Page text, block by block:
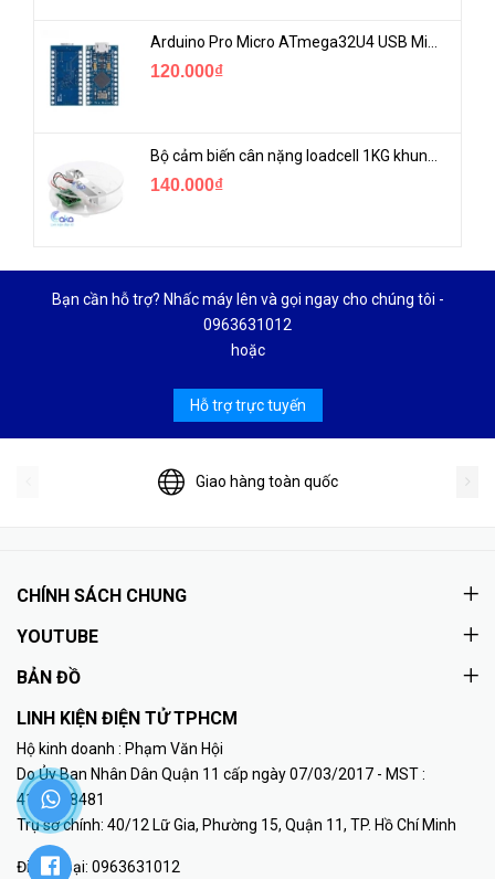
120.000₫
140.000₫
Bạn cần hỗ trợ? Nhấc máy lên và gọi ngay cho chúng tôi -
0963631012
hoặc
Hỗ trợ trực tuyến
Giao hàng toàn quốc
CHÍNH SÁCH CHUNG
YOUTUBE
BẢN ĐỒ
LINH KIỆN ĐIỆN TỬ TPHCM
Hộ kinh doanh : Phạm Văn Hội
Do Ủy Ban Nhân Dân Quận 11 cấp ngày 07/03/2017 - MST :
41K8018481
Trụ sở chính: 40/12 Lữ Gia, Phường 15, Quận 11, TP. Hồ Chí Minh
Điện thoại: 0963631012